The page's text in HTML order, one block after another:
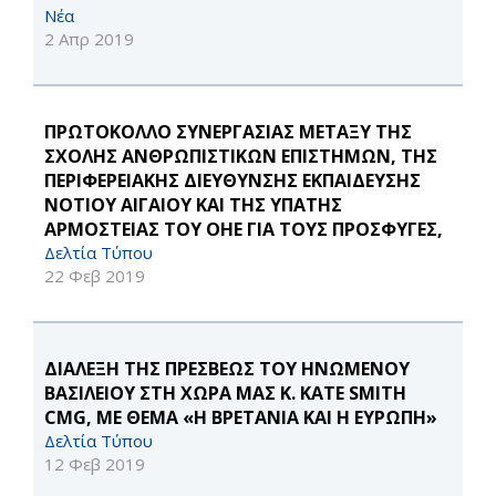
Νέα
2 Απρ 2019
ΠΡΩΤΟΚΟΛΛΟ ΣΥΝΕΡΓΑΣΙΑΣ ΜΕΤΑΞΥ ΤΗΣ
ΣΧΟΛΗΣ ΑΝΘΡΩΠΙΣΤΙΚΩΝ ΕΠΙΣΤΗΜΩΝ, ΤΗΣ
ΠΕΡΙΦΕΡΕΙΑΚΗΣ ΔΙΕΥΘΥΝΣΗΣ ΕΚΠΑΙΔΕΥΣΗΣ
ΝΟΤΙΟΥ ΑΙΓΑΙΟΥ ΚΑΙ ΤΗΣ ΥΠΑΤΗΣ
ΑΡΜΟΣΤΕΙΑΣ ΤΟΥ ΟΗΕ ΓΙΑ ΤΟΥΣ ΠΡΟΣΦΥΓΕΣ,
Δελτία Τύπου
22 Φεβ 2019
ΔΙΑΛΕΞΗ ΤΗΣ ΠΡΕΣΒΕΩΣ ΤΟΥ ΗΝΩΜΕΝΟΥ
ΒΑΣΙΛΕΙΟΥ ΣΤΗ ΧΩΡΑ ΜΑΣ Κ. KATE SMITH
CMG, ΜΕ ΘΕΜΑ «Η ΒΡΕΤΑΝΙΑ ΚΑΙ Η ΕΥΡΩΠΗ»
Δελτία Τύπου
12 Φεβ 2019